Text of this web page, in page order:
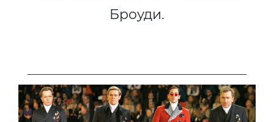
Броуди.